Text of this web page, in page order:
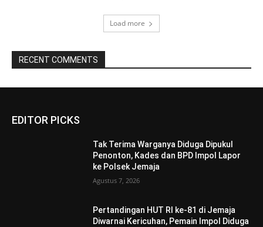
Load more
RECENT COMMENTS
EDITOR PICKS
Tak Terima Warganya Diduga Dipukul
Penonton, Kades dan BPD Impol Lapor
ke Polsek Jemaja
Agustus 7, 2026
Pertandingan HUT RI ke-81 di Jemaja
Diwarnai Kericuhan, Pemain Impol Diduga